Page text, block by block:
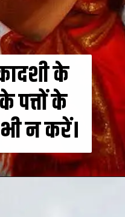
के
पत्तों के
न करें।